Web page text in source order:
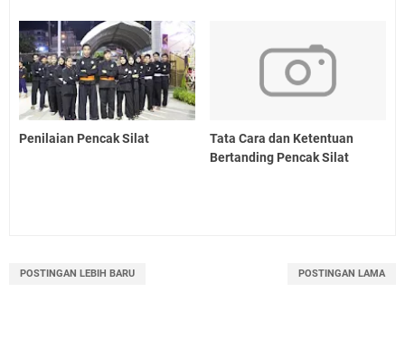
Penilaian Pencak Silat
Tata Cara dan Ketentuan
Bertanding Pencak Silat
POSTINGAN LEBIH BARU POSTINGAN LAMA